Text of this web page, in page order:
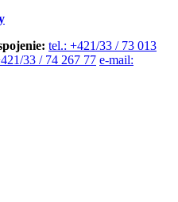
tel.: +421/33 / 73 013
33 / 74 267 77 e-mail: